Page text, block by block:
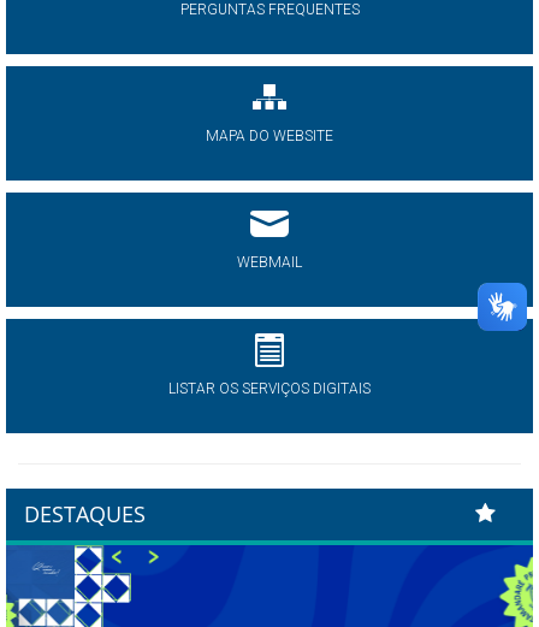
PERGUNTAS FREQUENTES
MAPA DO WEBSITE
WEBMAIL
LISTAR OS SERVIÇOS DIGITAIS
DESTAQUES